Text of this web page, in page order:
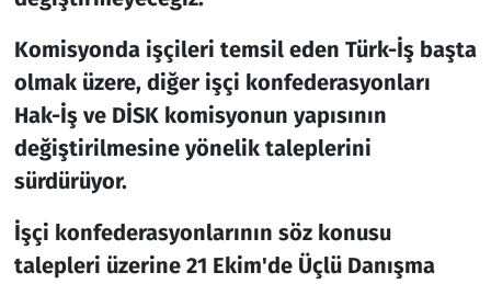
Komisyonda işçileri temsil eden Türk-İş başta
olmak üzere, diğer işçi konfederasyonları
Hak-İş ve DİSK komisyonun yapısının
değiştirilmesine yönelik taleplerini
sürdürüyor.
İşçi konfederasyonlarının söz konusu
talepleri üzerine 21 Ekim'de Üçlü Danışma